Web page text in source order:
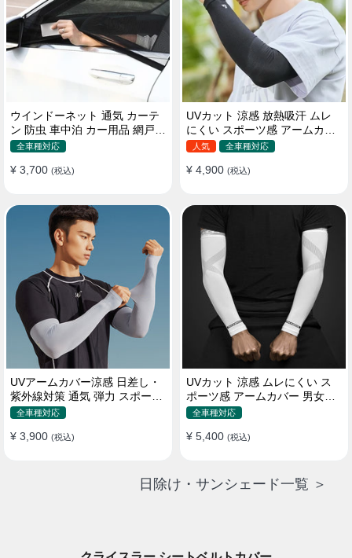
ウインドーネット 通気 カーテ
ン 防虫 車中泊 カー用品 網戸
取付簡単
全車種対応
¥ 3,700 (税込)
UVカット 涼感 放熱吸汗 ムレ
にくい スポーツ感 アームカバ
ー 男女汎用
人気 全車種対応
¥ 4,900 (税込)
UVアームカバー涼感 日差し・
紫外線対策 通気 弾力 スポーツ
感 メンズ
全車種対応
¥ 3,900 (税込)
UVカット 涼感 ムレにくい ス
ポーツ感 アームカバー 男女汎
用 xs-xxl
全車種対応
¥ 5,400 (税込)
日除け・サンシェード一覧 ＞